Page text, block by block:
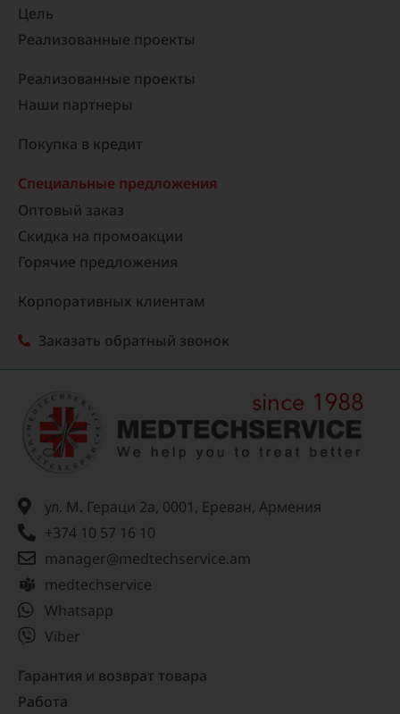
Цель
Реализованные проекты​
Реализованные проекты
Наши партнеры
Покупка в кредит
Специальные предложения
Оптовый заказ
Скидка на промоакции
Горячие предложения
Корпоративных клиентам
Заказать обратный звонок
ул. М. Гераци 2а, 0001, Ереван, Армения
+374 10 57 16 10
manager@medtechservice.am
medtechservice
Whatsapp
Viber
Гарантия и возврат товара
Работа